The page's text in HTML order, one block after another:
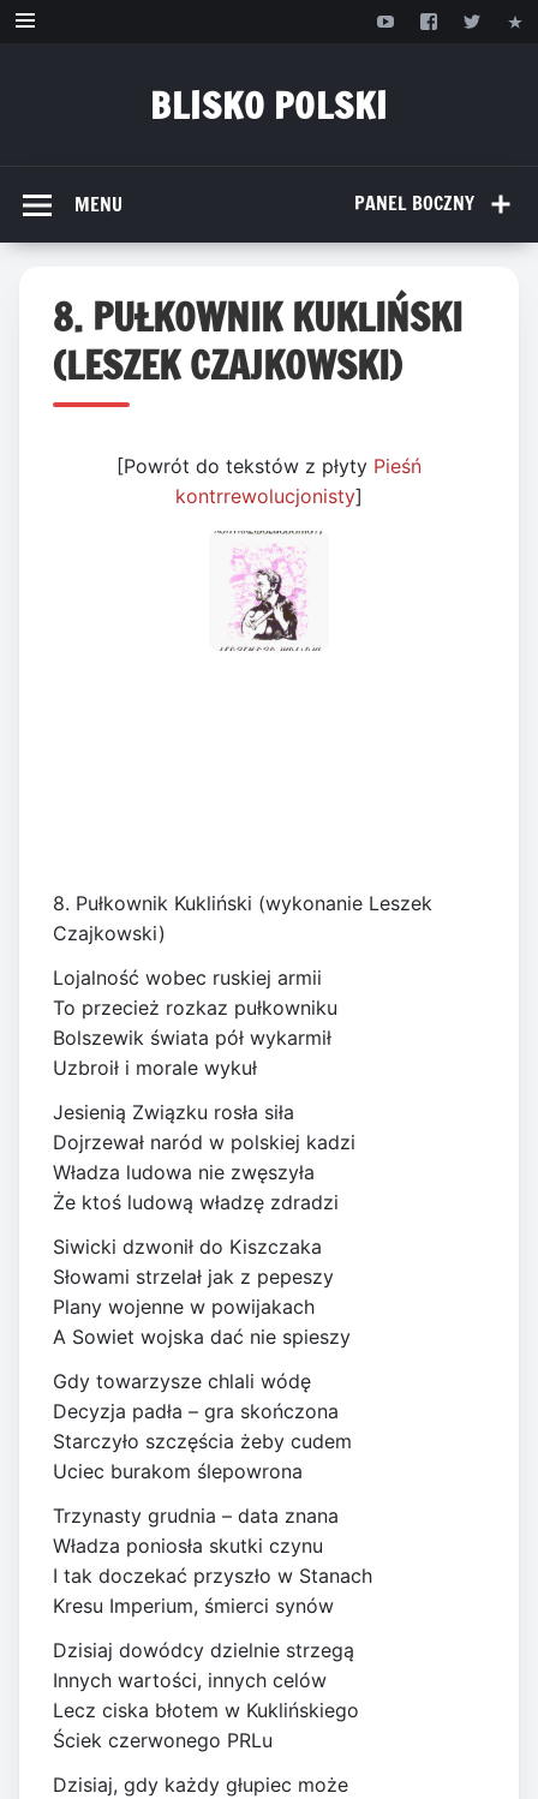
Przejdź
BLISKO POLSKI
PANEL BOCZNY
MENU
8. PUŁKOWNIK KUKLIŃSKI
(LESZEK CZAJKOWSKI)
[Powrót do tekstów z płyty Pieśń
kontrrewolucjonisty]
8. Pułkownik Kukliński (wykonanie Leszek
Czajkowski)
Lojalność wobec ruskiej armii
To przecież rozkaz pułkowniku
Bolszewik świata pół wykarmił
Uzbroił i morale wykuł
Jesienią Związku rosła siła
Dojrzewał naród w polskiej kadzi
Władza ludowa nie zwęszyła
Że ktoś ludową władzę zdradzi
Siwicki dzwonił do Kiszczaka
Słowami strzelał jak z pepeszy
Plany wojenne w powijakach
A Sowiet wojska dać nie spieszy
Gdy towarzysze chlali wódę
Decyzja padła – gra skończona
Starczyło szczęścia żeby cudem
Uciec burakom ślepowrona
Trzynasty grudnia – data znana
Władza poniosła skutki czynu
I tak doczekać przyszło w Stanach
Kresu Imperium, śmierci synów
Dzisiaj dowódcy dzielnie strzegą
Innych wartości, innych celów
Lecz ciska błotem w Kuklińskiego
Ściek czerwonego PRLu
Dzisiaj, gdy każdy głupiec może